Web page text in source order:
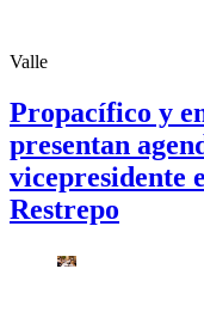
Valle
Propacífico y
presentan
vicepresidente
Restrepo